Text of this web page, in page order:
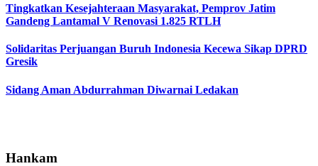
Tingkatkan Kesejahteraan Masyarakat, Pemprov Jatim
Gandeng Lantamal V Renovasi 1.825 RTLH
Solidaritas Perjuangan Buruh Indonesia Kecewa Sikap DPRD
Gresik
Sidang Aman Abdurrahman Diwarnai Ledakan
Hankam